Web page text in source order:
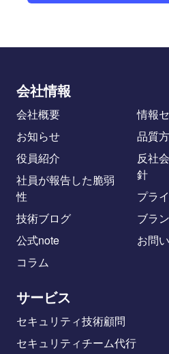
会社情報
会社概要
お知らせ
役員紹介
社員が報告した脆弱
性
技術ブログ
公式note
コラム
情報
品質
反社
針
プラ
ブラ
お問
サービス
セキュリティ技術顧問
セキュリティチーム代行